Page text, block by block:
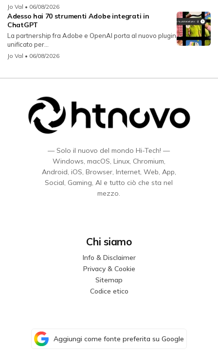
Jo Val • 06/08/2026
Adesso hai 70 strumenti Adobe integrati in
ChatGPT
La partnership fra Adobe e OpenAI porta al nuovo plugin
unificato per...
Jo Val • 06/08/2026
— Solo il nuovo del mondo Hi-Tech! —
Windows, macOS, Linux, Chromium,
Android, iOS, Browser, Internet, Web, App,
Social, Gaming, AI e tutto ciò che sta nel
mezzo.
Chi siamo
Info & Disclaimer
Privacy & Cookie
Sitemap
Codice etico
Aggiungi come fonte preferita su Google